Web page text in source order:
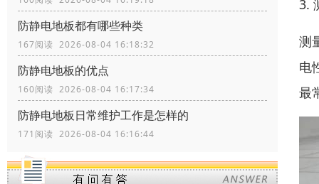
防静电地板都有哪些种类
167阅读 2026-08-04 16:18:32
防静电地板的优点
160阅读 2026-08-04 16:17:34
防静电地板日常维护工作是怎样的
171阅读 2026-08-04 16:16:44
3.
测
电
最